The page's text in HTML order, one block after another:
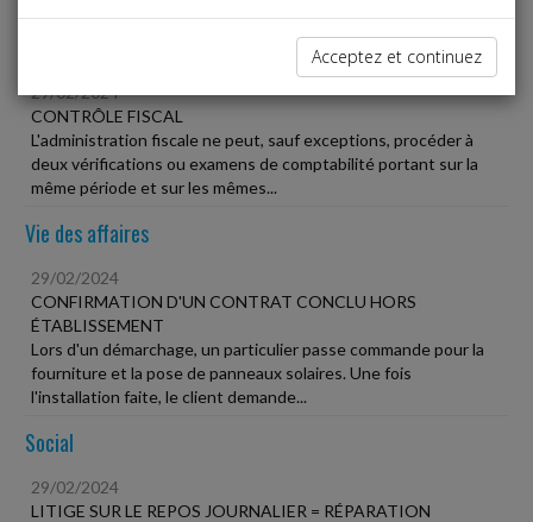
29/02/2024
CONTRÔLE FISCAL
L'administration fiscale ne peut, sauf exceptions, procéder à
deux vérifications ou examens de comptabilité portant sur la
même période et sur les mêmes...
Vie des affaires
29/02/2024
CONFIRMATION D'UN CONTRAT CONCLU HORS
ÉTABLISSEMENT
Lors d'un démarchage, un particulier passe commande pour la
fourniture et la pose de panneaux solaires. Une fois
l'installation faite, le client demande...
Social
29/02/2024
LITIGE SUR LE REPOS JOURNALIER = RÉPARATION
Acceptez et continuez